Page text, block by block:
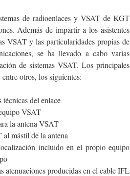
de radioenlaces y VSAT de KGT
Además de impartir a los asistentes
VSAT y las particularidades propias de
se ha llevado a cabo varias
de sistemas VSAT. Los principales
otros, los siguientes:
del enlace
VSAT
la antena VSAT
mástil de la antena
incluido en el propio equipo
atenuaciones producidas en el cable IFL